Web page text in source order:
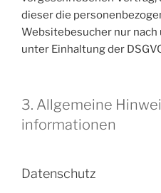
dieser die
Websitebesucher nur
unter Einhaltung der
3. Allgemeine
informationen
Datenschutz